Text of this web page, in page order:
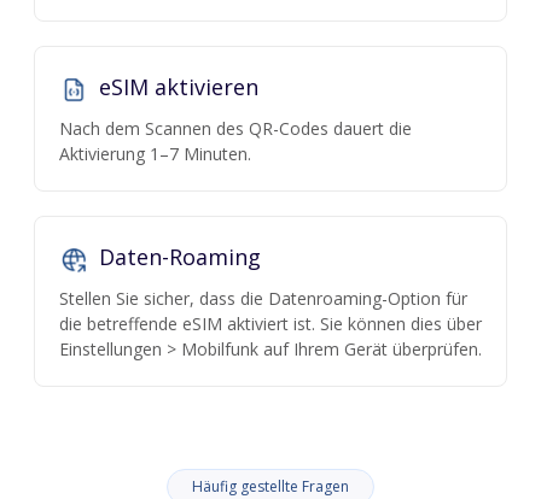
eSIM aktivieren
Nach dem Scannen des QR-Codes dauert die
Aktivierung 1–7 Minuten.
Daten-Roaming
Stellen Sie sicher, dass die Datenroaming-Option für
die betreffende eSIM aktiviert ist. Sie können dies über
Einstellungen > Mobilfunk auf Ihrem Gerät überprüfen.
Häufig gestellte Fragen